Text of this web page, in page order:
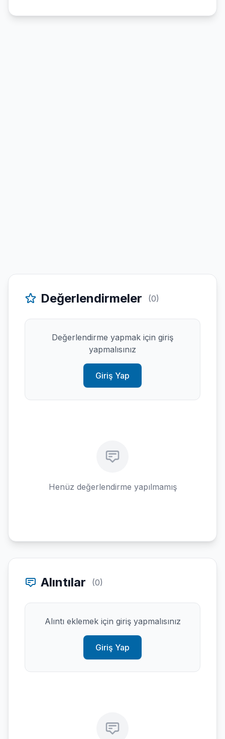
Değerlendirmeler (0)
Değerlendirme yapmak için giriş
yapmalısınız
Giriş Yap
Henüz değerlendirme yapılmamış
Alıntılar (0)
Alıntı eklemek için giriş yapmalısınız
Giriş Yap